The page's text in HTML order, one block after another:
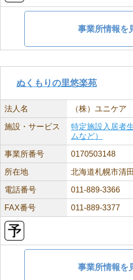
事業所情報を
ぬくもりの里悠楽苑
法人名 （株）ユニケア
施設・サービス
特定施設入居者
ムなど）
事業所番号 0170503148
所在地 北海道札幌市清
電話番号 011-889-3366
FAX番号 011-889-3377
事業所情報を